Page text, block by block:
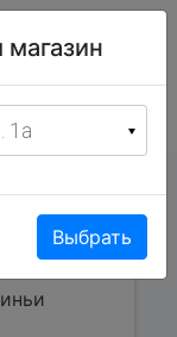
до 19:00 ежедневно
1а
Выбрать